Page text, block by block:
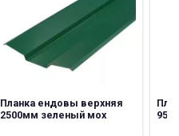
Планка ендовы верхняя
2500мм зеленый мох